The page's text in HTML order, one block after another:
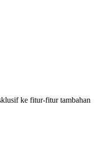
ke fitur-fitur tambahan